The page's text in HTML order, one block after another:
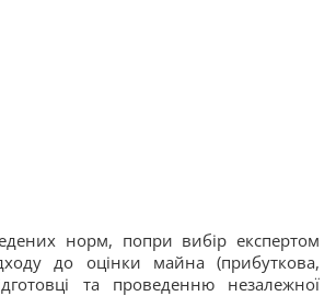
норм, попри вибір експертом
до оцінки майна (прибуткова,
та проведенню незалежної